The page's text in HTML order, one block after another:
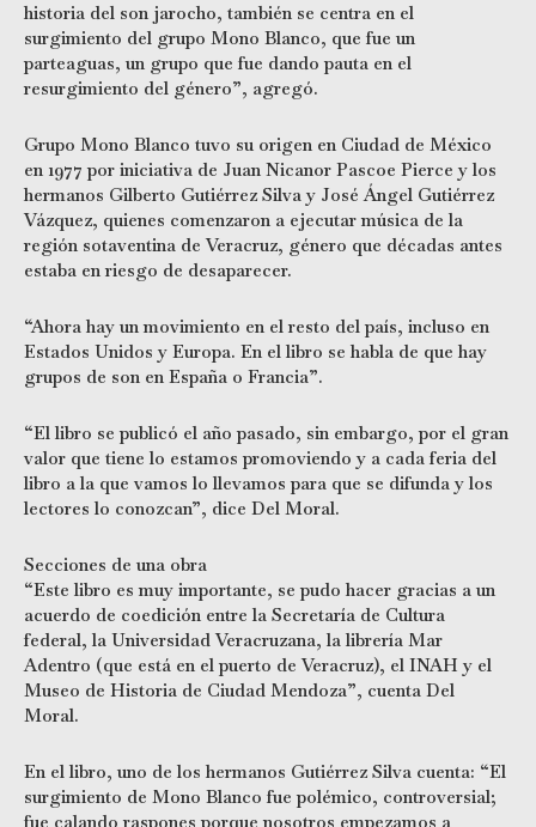
historia del son jarocho, también se centra en el
surgimiento del grupo Mono Blanco, que fue un
parteaguas, un grupo que fue dando pauta en el
resurgimiento del género”, agregó.
Grupo Mono Blanco tuvo su origen en Ciudad de México
en 1977 por iniciativa de Juan Nicanor Pascoe Pierce y los
hermanos Gilberto Gutiérrez Silva y José Ángel Gutiérrez
Vázquez, quienes comenzaron a ejecutar música de la
región sotaventina de Veracruz, género que décadas antes
estaba en riesgo de desaparecer.
“Ahora hay un movimiento en el resto del país, incluso en
Estados Unidos y Europa. En el libro se habla de que hay
grupos de son en España o Francia”.
“El libro se publicó el año pasado, sin embargo, por el gran
valor que tiene lo estamos promoviendo y a cada feria del
libro a la que vamos lo llevamos para que se difunda y los
lectores lo conozcan”, dice Del Moral.
Secciones de una obra
“Este libro es muy importante, se pudo hacer gracias a un
acuerdo de coedición entre la Secretaría de Cultura
federal, la Universidad Veracruzana, la librería Mar
Adentro (que está en el puerto de Veracruz), el INAH y el
Museo de Historia de Ciudad Mendoza”, cuenta Del
Moral.
En el libro, uno de los hermanos Gutiérrez Silva cuenta: “El
surgimiento de Mono Blanco fue polémico, controversial;
fue calando raspones porque nosotros empezamos a